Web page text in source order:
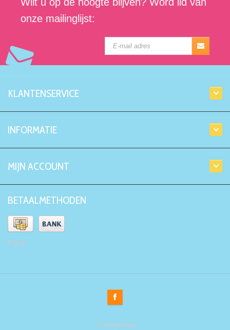
onze mailinglijst:
KLANTENSERVICE
INFORMATIE
MIJN ACCOUNT
BETAALMETHODEN
Kiyoh
© Snoepman